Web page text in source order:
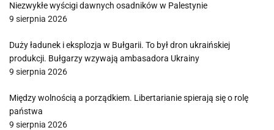
Niezwykłe wyścigi dawnych osadników w Palestynie
9 sierpnia 2026
Duży ładunek i eksplozja w Bułgarii. To był dron ukraińskiej
produkcji. Bułgarzy wzywają ambasadora Ukrainy
9 sierpnia 2026
Między wolnością a porządkiem. Libertarianie spierają się o rolę
państwa
9 sierpnia 2026